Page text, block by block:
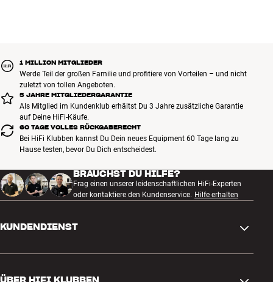
1 MILLION MITGLIEDER
Werde Teil der großen Familie und profitiere von Vorteilen – und nicht
zuletzt von tollen Angeboten.
5 JAHRE MITGLIEDERGARANTIE
Als Mitglied im Kundenklub erhältst Du 3 Jahre zusätzliche Garantie
auf Deine HiFi-Käufe.
60 TAGE VOLLES RÜCKGABERECHT
Bei HiFi Klubben kannst Du Dein neues Equipment 60 Tage lang zu
Hause testen, bevor Du Dich entscheidest.
BRAUCHST DU HILFE?
Frag einen unserer leidenschaftlichen HiFi-Experten
oder kontaktiere den Kundenservice. Hilfe erhalten
KUNDENDIENST